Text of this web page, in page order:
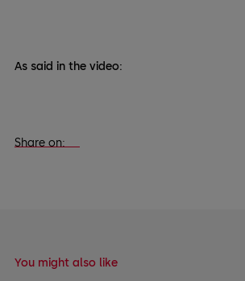
As said in the video:
Share on:
You might also like